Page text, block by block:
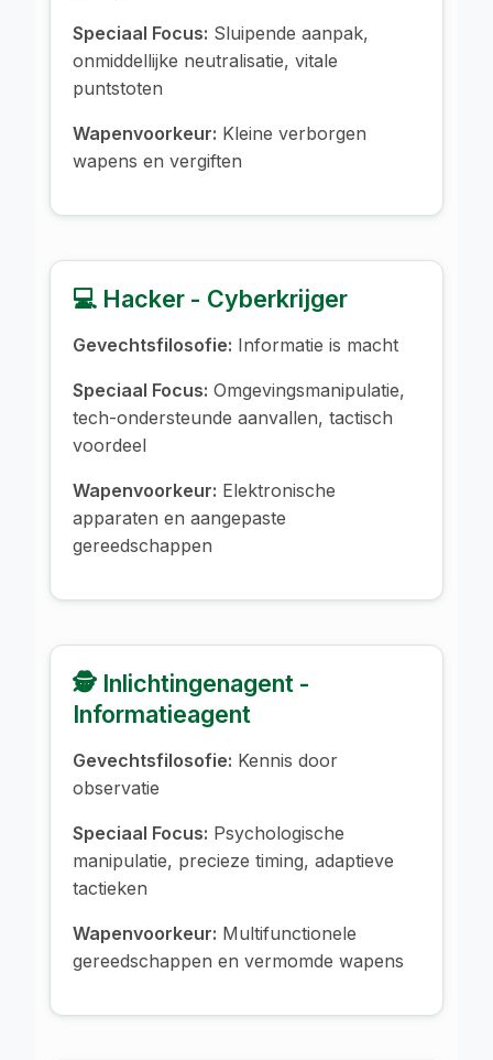
Speciaal Focus: Sluipende aanpak,
onmiddellijke neutralisatie, vitale
puntstoten
Wapenvoorkeur: Kleine verborgen
wapens en vergiften
💻 Hacker - Cyberkrijger
Gevechtsfilosofie: Informatie is macht
Speciaal Focus: Omgevingsmanipulatie,
tech-ondersteunde aanvallen, tactisch
voordeel
Wapenvoorkeur: Elektronische
apparaten en aangepaste
gereedschappen
🕵️ Inlichtingenagent -
Informatieagent
Gevechtsfilosofie: Kennis door
observatie
Speciaal Focus: Psychologische
manipulatie, precieze timing, adaptieve
tactieken
Wapenvoorkeur: Multifunctionele
gereedschappen en vermomde wapens